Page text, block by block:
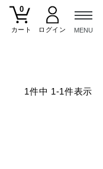
0
カート
1件中 1-1件表示